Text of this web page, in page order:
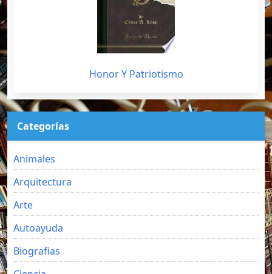
Honor Y Patriotismo
Categorías
Animales
Arquitectura
Arte
Autoayuda
Biografias